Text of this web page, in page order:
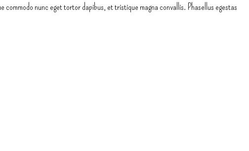
nunc eget tortor dapibus, et tristique magna convallis. Phasellus egestas